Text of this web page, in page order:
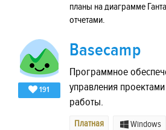
планы на диаграмме
отчетами.
191
Basecamp
Программное
управления
работы.
Платная Windows